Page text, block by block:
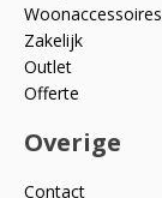
Woonaccessoires
Zakelijk
Outlet
Offerte
Overige
Contact